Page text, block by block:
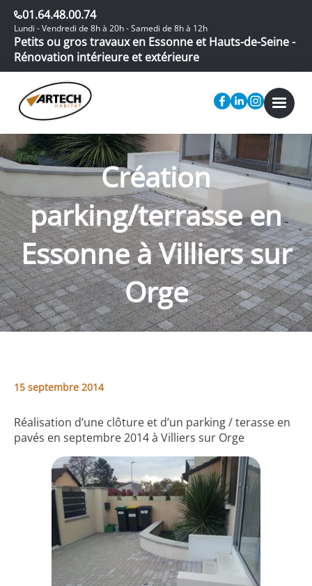
01.64.48.00.74
Lundi - Vendredi de 8h à 20h - Samedi de 8h à 12h
Petits ou gros travaux en Essonne et Hauts-de-Seine -
Rénovation intérieure et extérieure
Création
parking/terrasse en
Essonne à Villiers sur
Orge
15 septembre 2014
Réalisation d’une clôture et d’un parking / terasse en
pavés en septembre 2014 à Villiers sur Orge